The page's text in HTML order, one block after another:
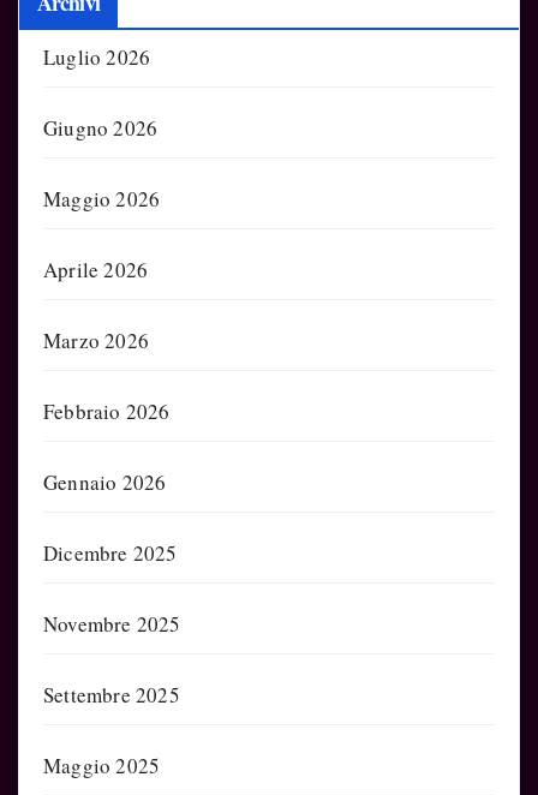
Luglio 2026
Giugno 2026
Maggio 2026
Aprile 2026
Marzo 2026
Febbraio 2026
Gennaio 2026
Dicembre 2025
Novembre 2025
Settembre 2025
Maggio 2025